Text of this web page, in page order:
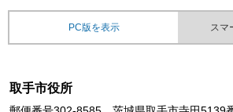
PC版を表示 スマ
取手市役所